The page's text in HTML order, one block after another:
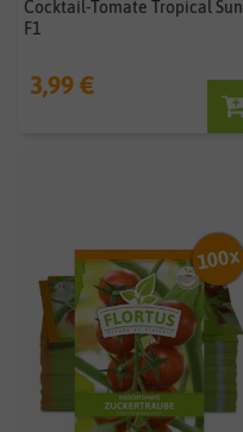
Cocktail-Tomate Tropical Sun
F1
3,99 €